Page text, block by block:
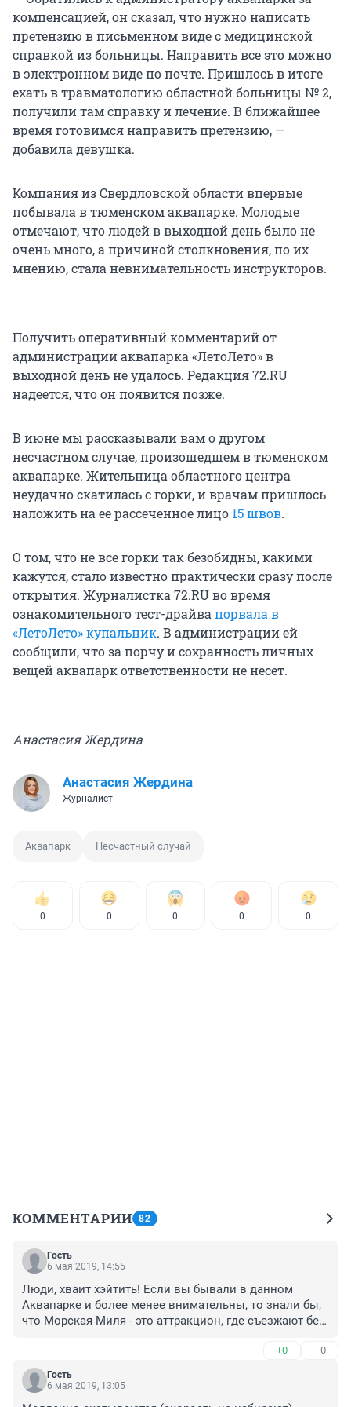
компенсацией, он сказал, что нужно написать
претензию в письменном виде с медицинской
справкой из больницы. Направить все это можно
в электронном виде по почте. Пришлось в итоге
ехать в травматологию областной больницы № 2,
получили там справку и лечение. В ближайшее
время готовимся направить претензию, —
добавила девушка.
Компания из Свердловской области впервые
побывала в тюменском аквапарке. Молодые
отмечают, что людей в выходной день было не
очень много, а причиной столкновения, по их
мнению, стала невнимательность инструкторов.
Получить оперативный комментарий от
администрации аквапарка «ЛетоЛето» в
выходной день не удалось. Редакция 72.RU
надеется, что он появится позже.
В июне мы рассказывали вам о другом
несчастном случае, произошедшем в тюменском
аквапарке. Жительница областного центра
неудачно скатилась с горки, и врачам пришлось
наложить на ее рассеченное лицо 15 швов.
О том, что не все горки так безобидны, какими
кажутся, стало известно практически сразу после
открытия. Журналистка 72.RU во время
ознакомительного тест-драйва порвала в
«ЛетоЛето» купальник. В администрации ей
сообщили, что за порчу и сохранность личных
вещей аквапарк ответственности не несет.
Анастасия Жердина
Анастасия Жердина
Журналист
Аквапарк Несчастный случай
0 0 0 0 0
КОММЕНТАРИИ 82
Гость
6 мая 2019, 14:55
Люди, хваит хэйтить! Если вы бывали в данном
Аквапарке и более менее внимательны, то знали бы,
что Морская Миля - это аттракцион, где съезжают без
стала халатность инструкторов. Знакомые говорили,
что иногда камеры выходят из строя, возможно так
было и в тот день. Сам скатывался с этой горки, она
+0 –0
Гость
6 мая 2019, 13:05